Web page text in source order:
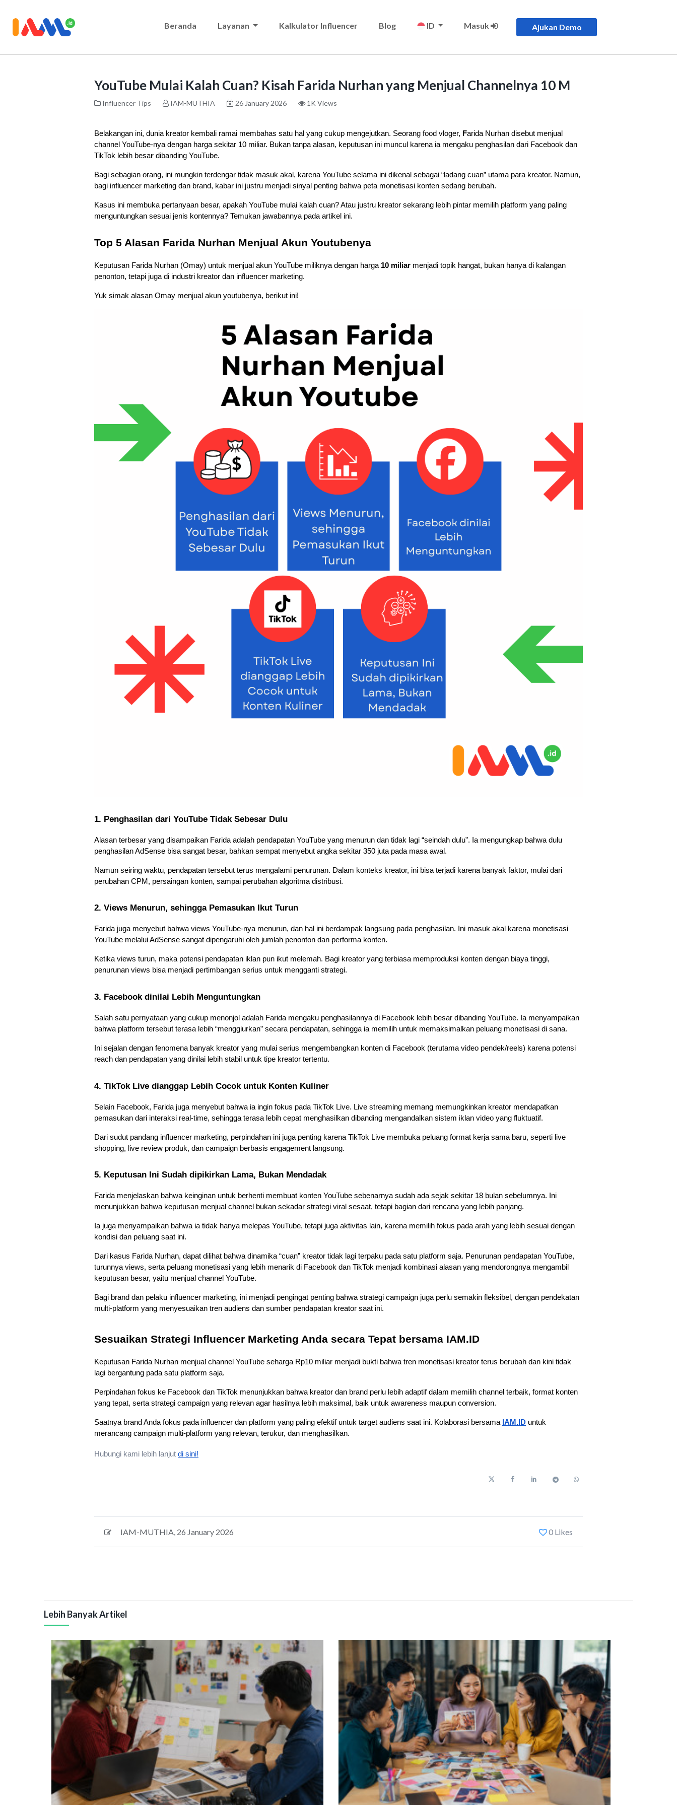
Beranda Layanan Kalkulator Influencer Blog ID Masuk Ajukan Demo
YouTube Mulai Kalah Cuan? Kisah Farida Nurhan yang Menjual Channelnya 10 M
Influencer Tips IAM-MUTHIA 26 January 2026 1K Views
Belakangan ini, dunia kreator kembali ramai membahas satu hal yang cukup mengejutkan. Seorang food vloger, Farida Nurhan disebut menjual
channel YouTube-nya dengan harga sekitar 10 miliar. Bukan tanpa alasan, keputusan ini muncul karena ia mengaku penghasilan dari Facebook dan
TikTok lebih besar dibanding YouTube.
Bagi sebagian orang, ini mungkin terdengar tidak masuk akal, karena YouTube selama ini dikenal sebagai “ladang cuan” utama para kreator. Namun,
bagi influencer marketing dan brand, kabar ini justru menjadi sinyal penting bahwa peta monetisasi konten sedang berubah.
Kasus ini membuka pertanyaan besar, apakah YouTube mulai kalah cuan? Atau justru kreator sekarang lebih pintar memilih platform yang paling
menguntungkan sesuai jenis kontennya? Temukan jawabannya pada artikel ini.
Top 5 Alasan Farida Nurhan Menjual Akun Youtubenya
Keputusan Farida Nurhan (Omay) untuk menjual akun YouTube miliknya dengan harga 10 miliar menjadi topik hangat, bukan hanya di kalangan
penonton, tetapi juga di industri kreator dan influencer marketing.
Yuk simak alasan Omay menjual akun youtubenya, berikut ini!
1. Penghasilan dari YouTube Tidak Sebesar Dulu
Alasan terbesar yang disampaikan Farida adalah pendapatan YouTube yang menurun dan tidak lagi “seindah dulu”. Ia mengungkap bahwa dulu
penghasilan AdSense bisa sangat besar, bahkan sempat menyebut angka sekitar 350 juta pada masa awal.
Namun seiring waktu, pendapatan tersebut terus mengalami penurunan. Dalam konteks kreator, ini bisa terjadi karena banyak faktor, mulai dari
perubahan CPM, persaingan konten, sampai perubahan algoritma distribusi.
2. Views Menurun, sehingga Pemasukan Ikut Turun
Farida juga menyebut bahwa views YouTube-nya menurun, dan hal ini berdampak langsung pada penghasilan. Ini masuk akal karena monetisasi
YouTube melalui AdSense sangat dipengaruhi oleh jumlah penonton dan performa konten.
Ketika views turun, maka potensi pendapatan iklan pun ikut melemah. Bagi kreator yang terbiasa memproduksi konten dengan biaya tinggi,
penurunan views bisa menjadi pertimbangan serius untuk mengganti strategi.
3. Facebook dinilai Lebih Menguntungkan
Salah satu pernyataan yang cukup menonjol adalah Farida mengaku penghasilannya di Facebook lebih besar dibanding YouTube. Ia menyampaikan
bahwa platform tersebut terasa lebih “menggiurkan” secara pendapatan, sehingga ia memilih untuk memaksimalkan peluang monetisasi di sana.
Ini sejalan dengan fenomena banyak kreator yang mulai serius mengembangkan konten di Facebook (terutama video pendek/reels) karena potensi
reach dan pendapatan yang dinilai lebih stabil untuk tipe kreator tertentu.
4. TikTok Live dianggap Lebih Cocok untuk Konten Kuliner
Selain Facebook, Farida juga menyebut bahwa ia ingin fokus pada TikTok Live. Live streaming memang memungkinkan kreator mendapatkan
pemasukan dari interaksi real-time, sehingga terasa lebih cepat menghasilkan dibanding mengandalkan sistem iklan video yang fluktuatif.
Dari sudut pandang influencer marketing, perpindahan ini juga penting karena TikTok Live membuka peluang format kerja sama baru, seperti live
shopping, live review produk, dan campaign berbasis engagement langsung.
5. Keputusan Ini Sudah dipikirkan Lama, Bukan Mendadak
Farida menjelaskan bahwa keinginan untuk berhenti membuat konten YouTube sebenarnya sudah ada sejak sekitar 18 bulan sebelumnya. Ini
menunjukkan bahwa keputusan menjual channel bukan sekadar strategi viral sesaat, tetapi bagian dari rencana yang lebih panjang.
Ia juga menyampaikan bahwa ia tidak hanya melepas YouTube, tetapi juga aktivitas lain, karena memilih fokus pada arah yang lebih sesuai dengan
kondisi dan peluang saat ini.
Dari kasus Farida Nurhan, dapat dilihat bahwa dinamika “cuan” kreator tidak lagi terpaku pada satu platform saja. Penurunan pendapatan YouTube,
turunnya views, serta peluang monetisasi yang lebih menarik di Facebook dan TikTok menjadi kombinasi alasan yang mendorongnya mengambil
keputusan besar, yaitu menjual channel YouTube.
Bagi brand dan pelaku influencer marketing, ini menjadi pengingat penting bahwa strategi campaign juga perlu semakin fleksibel, dengan pendekatan
multi-platform yang menyesuaikan tren audiens dan sumber pendapatan kreator saat ini.
Sesuaikan Strategi Influencer Marketing Anda secara Tepat bersama IAM.ID
Keputusan Farida Nurhan menjual channel YouTube seharga Rp10 miliar menjadi bukti bahwa tren monetisasi kreator terus berubah dan kini tidak
lagi bergantung pada satu platform saja.
Perpindahan fokus ke Facebook dan TikTok menunjukkan bahwa kreator dan brand perlu lebih adaptif dalam memilih channel terbaik, format konten
yang tepat, serta strategi campaign yang relevan agar hasilnya lebih maksimal, baik untuk awareness maupun conversion.
Saatnya brand Anda fokus pada influencer dan platform yang paling efektif untuk target audiens saat ini. Kolaborasi bersama IAM.ID untuk
merancang campaign multi-platform yang relevan, terukur, dan menghasilkan.
Hubungi kami lebih lanjut di sini!
IAM-MUTHIA, 26 January 2026 0 Likes
Lebih Banyak Artikel